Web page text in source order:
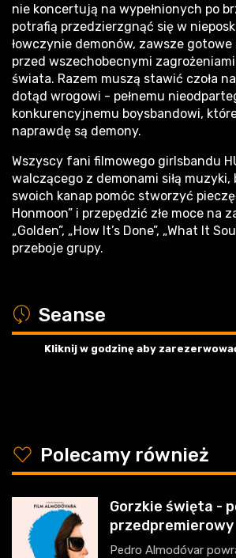
nie koncertują na wypełnionych po
potrafią przedzierzgnąć się w
łowczynie demonów, zawsze
przed wszechobecnymi
świata. Razem muszą stawić czoła
dotąd wrogowi - pełnemu
konkurencyjnemu boysbandowi,
naprawdę są demony.
Wszyscy fani filmowego girlsbandu
walczącego z demonami siłą muzyki,
swoich kanap pomóc stworzyć
Honmoon” i przepędzić złe moce na
„Golden”, „How It’s Done”, „What It
przeboje grupy.
a Seanse
Kliknij w godzinę aby
y Polecamy również
Gorzkie święta -
przedpremierowy
Pedro Almodóvar